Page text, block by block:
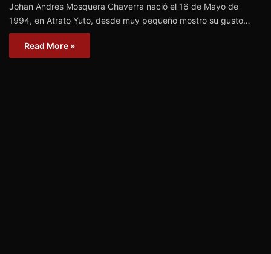
Johan Andres Mosquera Chaverra nació el 16 de Mayo de
1994, en Atrato Yuto, desde muy pequeño mostro su gusto…
Read More »